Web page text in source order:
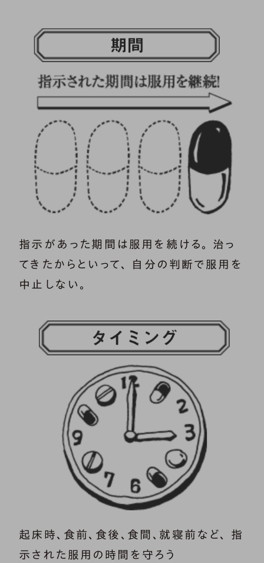
指示があった期間は服用を続ける。 治っ
てきたからといって、 自分の判断で服用を
中止しない。
起床時、食前、食後、食間、就寝前など、 指
示された服用の時間を守ろう